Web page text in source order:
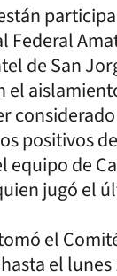
Federal
de San
el
positivos
equipo de
jugó el
el
el